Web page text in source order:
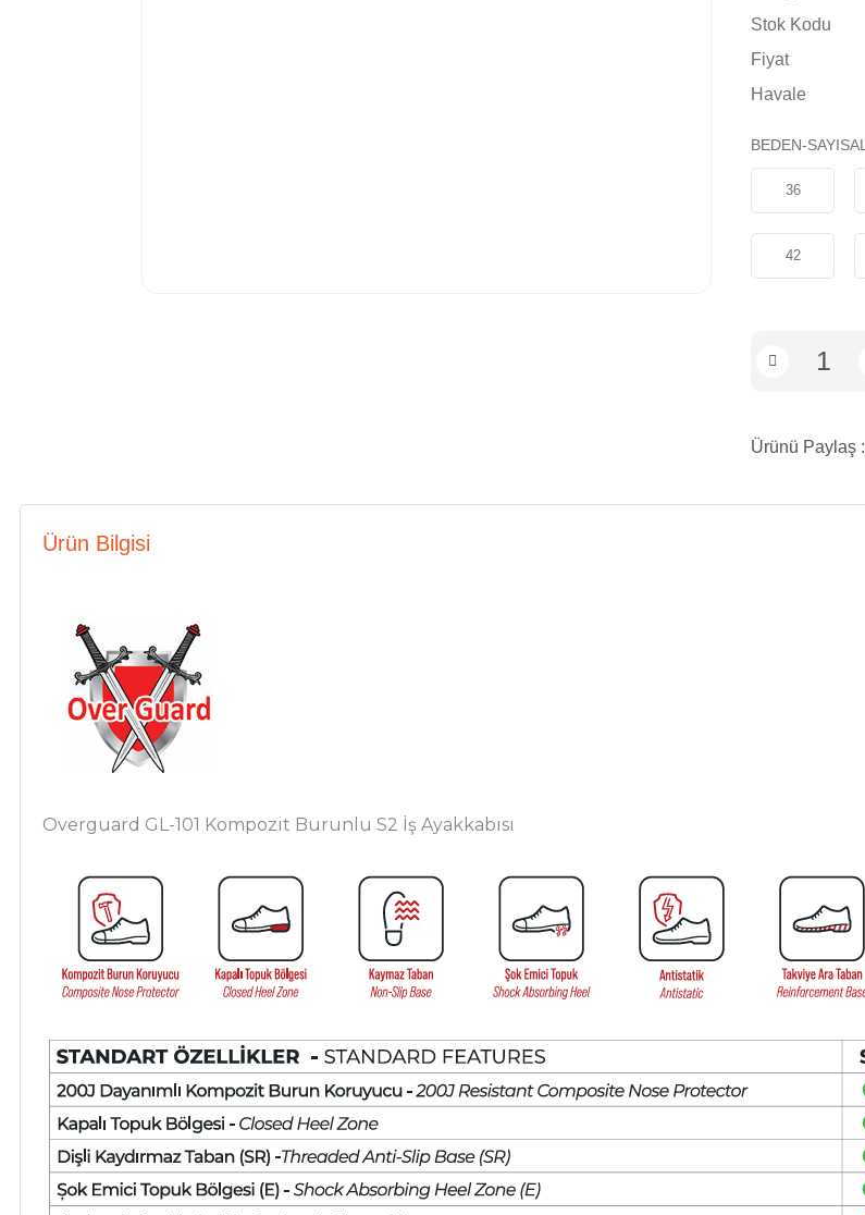
Stok Kodu
Fiyat
Havale
BEDEN-SAYISAL
36
42
Ürünü Paylaş :
Ürün Bilgisi
Overguard GL-101 Kompozit Burunlu S2 İş Ayakkabısı